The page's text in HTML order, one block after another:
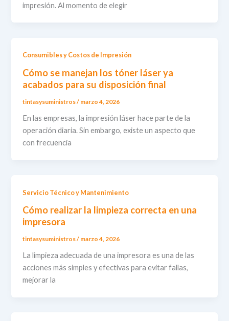
impresión. Al momento de elegir
Consumibles y Costos de Impresión
Cómo se manejan los tóner láser ya
acabados para su disposición final
tintasysuministros/ marzo 4, 2026
En las empresas, la impresión láser hace parte de la
operación diaria. Sin embargo, existe un aspecto que
con frecuencia
Servicio Técnico y Mantenimiento
Cómo realizar la limpieza correcta en una
impresora
tintasysuministros/ marzo 4, 2026
La limpieza adecuada de una impresora es una de las
acciones más simples y efectivas para evitar fallas,
mejorar la